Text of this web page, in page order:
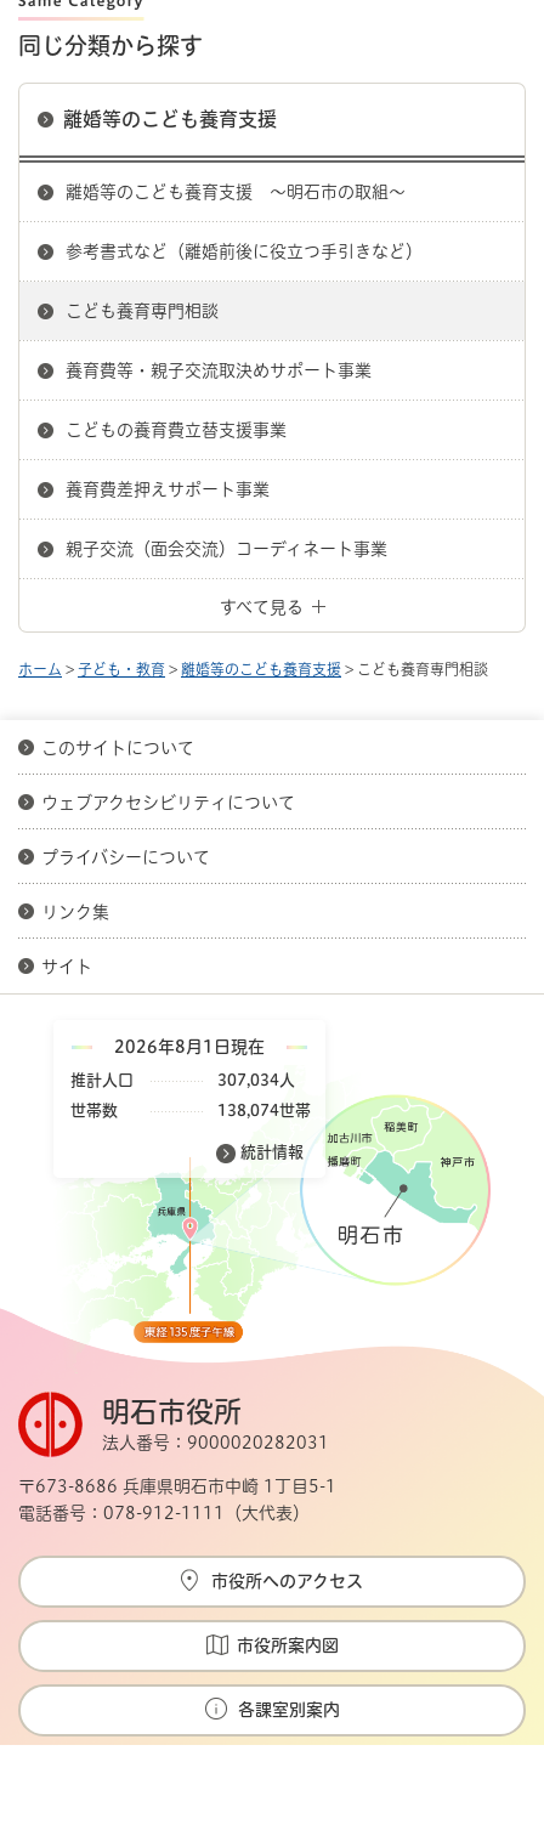
同じ分類から探す
離婚等のこども養育支援
離婚等のこども養育支援 ～明石市の取組～
参考書式など（離婚前後に役立つ手引きなど）
こども養育専門相談
養育費等・親子交流取決めサポート事業
こどもの養育費立替支援事業
養育費差押えサポート事業
親子交流（面会交流）コーディネート事業
すべて見る
ホーム > 子ども・教育 > 離婚等のこども養育支援 > こども養育専門相談
このサイトについて
ウェブアクセシビリティについて
プライバシーについて
リンク集
サイト
2026年8月1日現在
推計人口
307,034人
世帯数
138,074世帯
統計情報
明石市役所
法人番号：9000020282031
〒673-8686 兵庫県明石市中崎 1丁目5-1
電話番号：078-912-1111（大代表）
市役所へのアクセス
市役所案内図
各課室別案内